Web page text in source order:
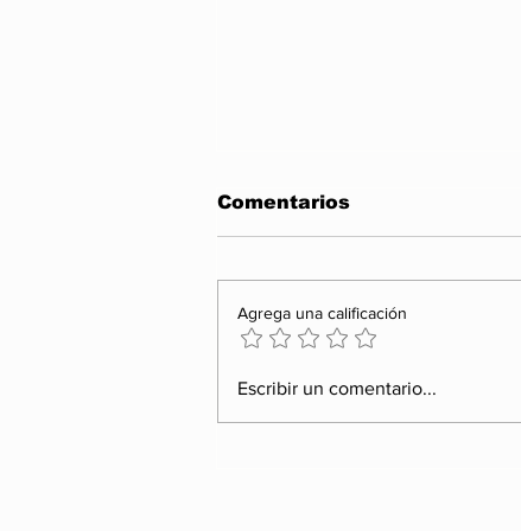
Entre propaganda y
los aplausos no pueden
Comentarios
Agrega una calificación
Escribir un comentario...